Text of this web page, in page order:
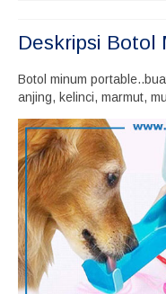
Deskripsi Botol
Botol minum
anjing, kelinci, marmut,